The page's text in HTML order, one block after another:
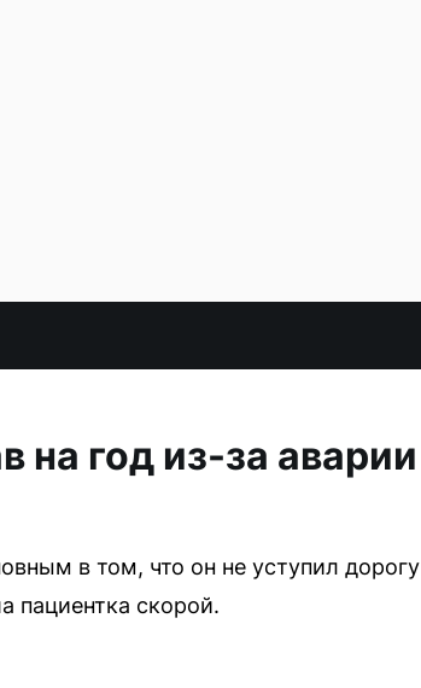
на год из-за аварии
в том, что он не уступил дорогу
пациентка скорой.